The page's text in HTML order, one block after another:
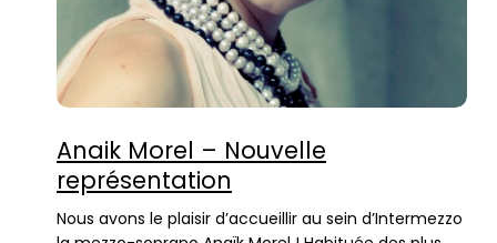
Anaik Morel – Nouvelle
représentation
Nous avons le plaisir d’accueillir au sein d’Intermezzo